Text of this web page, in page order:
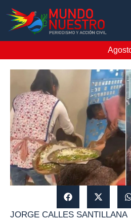
JORGE CALLES SANTILLANA